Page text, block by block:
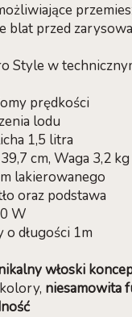
blat przed
Style w
prędkości
lodu
1,5 litra
cm, Waga 3,2 kg
lakierowanego
oraz podstawa
W
o długości 1m
włoski
niesamowita